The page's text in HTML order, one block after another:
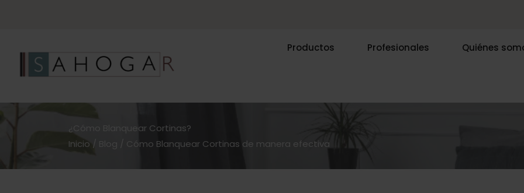
Productos Profesionales Quiénes
¿Cómo Blanquear Cortinas?
Inicio / Blog Cómo Blanquear Cortinas de manera efectiva